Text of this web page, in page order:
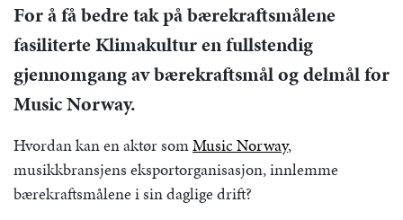
For å få bedre tak på bærekraftsmålene
fasiliterte Klimakultur en fullstendig
gjennomgang av bærekraftsmål og delmål for
Music Norway.
Hvordan kan en aktør somMusic Norway,
musikkbransjens eksportorganisasjon, innlemme
bærekraftsmålene i sin daglige drift?